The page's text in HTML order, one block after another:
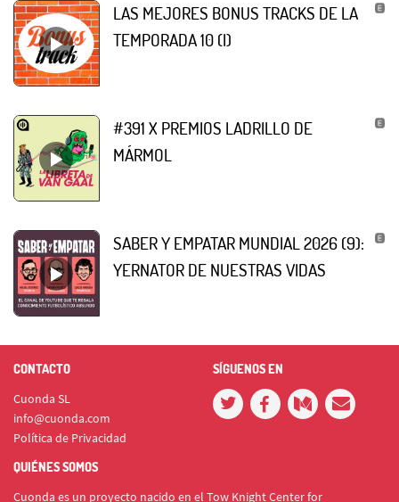
LAS MEJORES BONUS TRACKS DE LA
TEMPORADA 10 (I)
#391 X PREMIOS LADRILLO DE
MÁRMOL
SABER Y EMPATAR MUNDIAL 2026 (9):
YERNATOR DE NUESTRAS VIDAS
CONTACTO
Cuonda SL
info@cuonda.com
Política de Privacidad
SÍGUENOS EN
QUIÉNES SOMOS
Cuonda es un proyecto nacido en el Tow Knight Center for